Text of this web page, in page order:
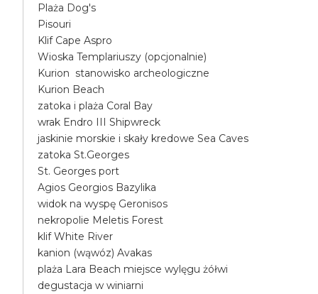
Plaża Dog's
Pisouri
Klif Cape Aspro
Wioska Templariuszy (opcjonalnie)
Kurion stanowisko archeologiczne
Kurion Beach
zatoka i plaża Coral Bay
wrak Endro III Shipwreck
jaskinie morskie i skały kredowe Sea Caves
zatoka St.Georges
St. Georges port
Agios Georgios Bazylika
widok na wyspę Geronisos
nekropolie Meletis Forest
klif White River
kanion (wąwóz) Avakas
plaża Lara Beach miejsce wylęgu żółwi
degustacja w winiarni